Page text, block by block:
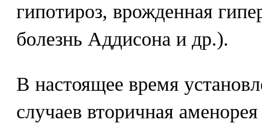
гипотироз, врожденная
болезнь Аддисона и др.).
В настоящее время
случаев вторичная